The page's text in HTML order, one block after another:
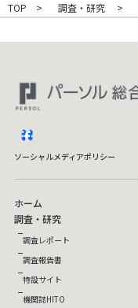
TOP 調査・研究
ソーシャルメディアポリシー
ホーム
調査・研究
調査レポート
調査報告書
特設サイト
機関誌HITO